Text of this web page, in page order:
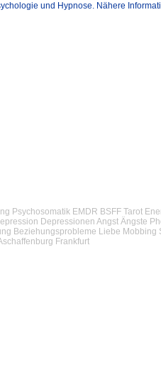
und Hypnose. Nähere
Psychosomatik EMDR BSFF Tarot
Depressionen Angst Ängste
Beziehungsprobleme Liebe Mobbing
Frankfurt